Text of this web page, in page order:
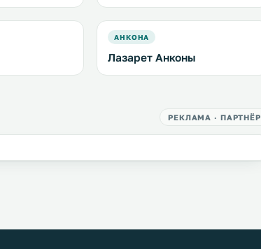
АНКОНА
Лазарет Анконы
РЕКЛАМА · ПАРТНЁР